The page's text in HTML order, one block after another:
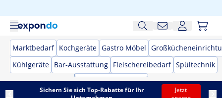
Marktbedarf Kochgeräte Gastro Möbel
Kühlgeräte Bar-Ausstattung Fleischereibedarf Spültechnik
Sichern Sie sich Top-Rabatte für Ihr
Jetzt